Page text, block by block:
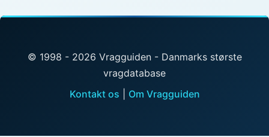
© 1998 - 2026 Vragguiden - Danmarks største
vragdatabase
Kontakt os
Om Vragguiden